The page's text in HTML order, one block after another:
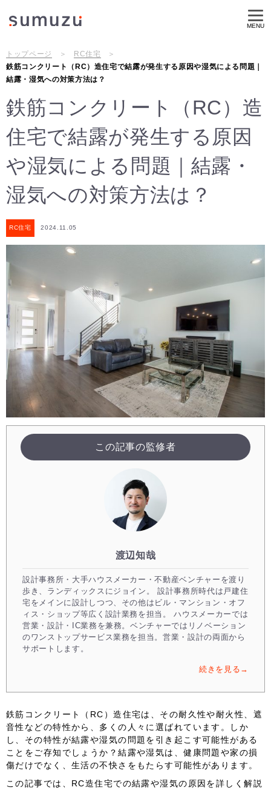
MENU
トップページ
RC住宅
鉄筋コンクリート（RC）造住宅で結露が発生する原因や湿気による問題｜
結露・湿気への対策方法は？
鉄筋コンクリート（RC）造
住宅で結露が発生する原因
や湿気による問題｜結露・
湿気への対策方法は？
RC住宅 2024.11.05
この記事の監修者
渡辺知哉
設計事務所・大手ハウスメーカー・不動産ベンチャーを渡り
歩き、ランディックスにジョイン。 設計事務所時代は戸建住
宅をメインに設計しつつ、その他はビル・マンション・オフ
ィス・ショップ等広く設計業務を担当。 ハウスメーカーでは
営業・設計・IC業務を兼務。ベンチャーではリノベーション
のワンストップサービス業務を担当。営業・設計の両面から
サポートします。
続きを見る→
鉄筋コンクリート（RC）造住宅は、その耐久性や耐火性、遮
音性などの特性から、多くの人々に選ばれています。しか
し、その特性が結露や湿気の問題を引き起こす可能性がある
ことをご存知でしょうか？結露や湿気は、健康問題や家の損
傷だけでなく、生活の不快さをもたらす可能性があります。
この記事では、RC造住宅での結露や湿気の原因を詳しく解説